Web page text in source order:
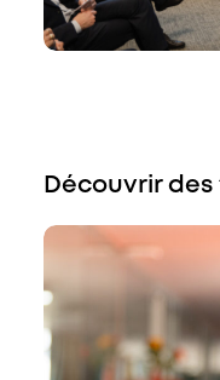
Découvrir